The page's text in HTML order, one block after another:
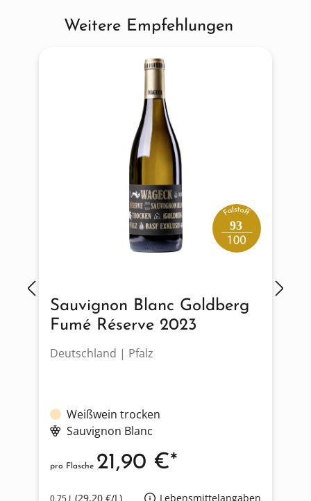
Produktgalerie überspringen
Weitere Empfehlungen
93
Sauvignon Blanc Goldberg
Fumé Réserve 2023
Deutschland | Pfalz
Weißwein trocken
Sauvignon Blanc
0.75 L(29,20 €/L) Lebensmittelangaben
pro Flasche 21,90 €*